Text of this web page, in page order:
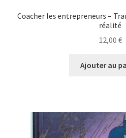
Coacher les entrepreneurs –
réalité
12,00 €
Ajouter au